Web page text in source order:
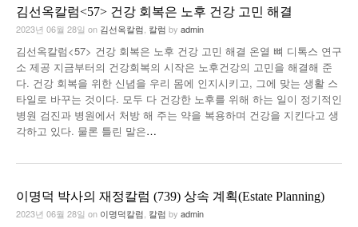
김선옥칼럼<57> 건강 회복은 노후 건강 고민 해결
2023년 06월 28일 on 김선옥칼럼 칼럼 by admin
김선옥칼럼<57> 건강 회복은 노후 건강 고민 해결 온열 뼈 디톡스 연구
소 제공 지금부터의 건강회복의 시작은 노후건강의 고민을 해결해 준
다. 건강 회복을 위한 신념을 우리 몸에 인지시키고, 그에 맞는 생활 스
타일로 바꾸는 것이다. 모두 다 건강한 노후를 위해 하는 일이 정기적인
병원 검진과 병원에서 처방 해 주는 약을 복용하며 건강을 지킨다고 생
각하고 있다. 물론 틀린 말은…
이명덕 박사의 재정칼럼 (739) 상속 계획(Estate Planning)
2023년 06월 28일 on 이명덕칼럼 칼럼 by admin